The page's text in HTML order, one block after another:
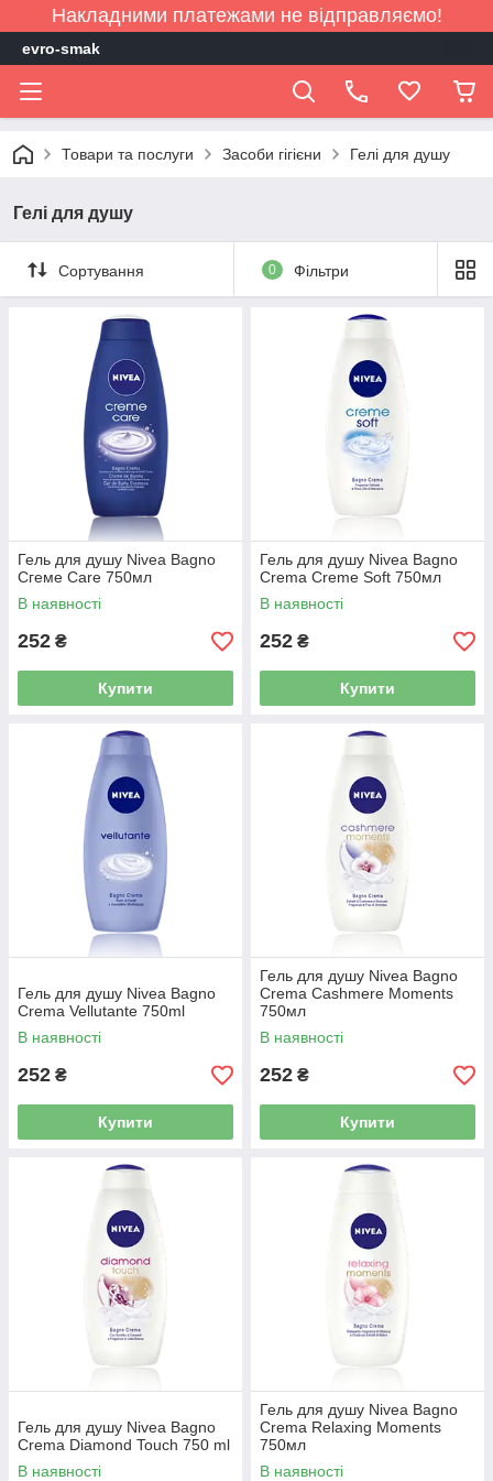
Накладними платежами не відправляємо!
evro-smak
Товари та послуги Засоби гігієни Гелі для душу
Гелі для душу
Сортування 0 Фільтри
Гель для душу Nivea Bagno
Сгеме Care 750мл
В наявності
252 ₴
Купити
Гель для душу Nivea Bagno
Crema Creme Soft 750мл
В наявності
252 ₴
Купити
Гель для душу Nivea Bagno
Crema Vellutante 750ml
В наявності
252 ₴
Купити
Гель для душу Nivea Bagno
Crema Cashmere Moments
750мл
В наявності
252 ₴
Купити
Гель для душу Nivea Bagno
Crema Diamond Touch 750 ml
В наявності
Гель для душу Nivea Bagno
Crema Relaxing Moments
750мл
В наявності